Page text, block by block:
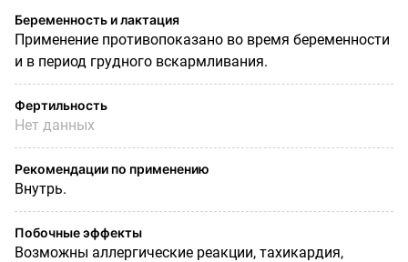
Беременность и лактация
Применение противопоказано во время беременности
и в период грудного вскармливания.
Фертильность
Нет данных
Рекомендации по применению
Внутрь.
Побочные эффекты
Возможны аллергические реакции, тахикардия,